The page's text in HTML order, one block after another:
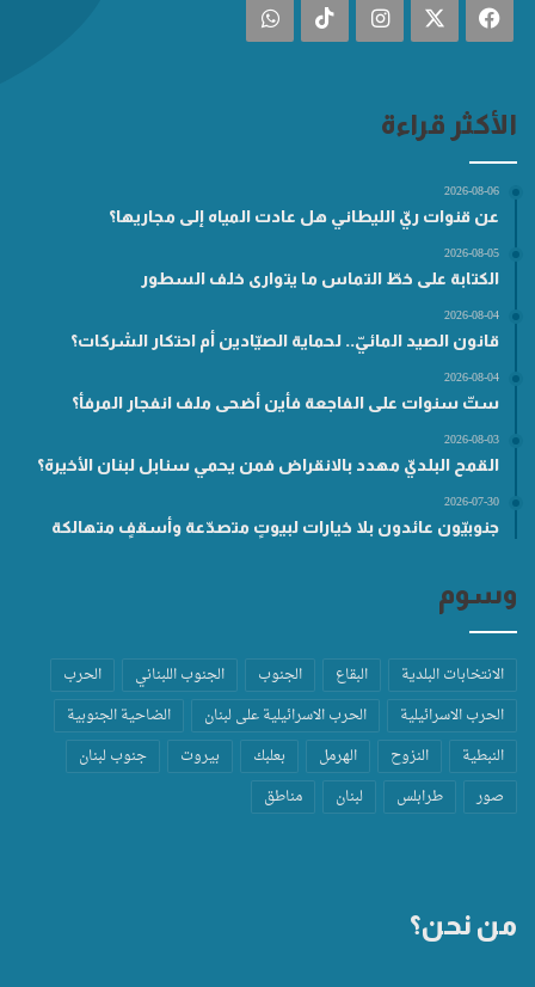
فيسبوك انستقرام ‫TikTokواتساب
الأكثر قراءة
2026-08-06
عن قنوات ريّ الليطاني هل عادت المياه إلى مجاريها؟
2026-08-05
الكتابة على خطّ التماس ما يتوارى خلف السطور
2026-08-04
قانون الصيد المائيّ.. لحماية الصيّادين أم احتكار الشركات؟
2026-08-04
ستّ سنوات على الفاجعة فأين أضحى ملف انفجار المرفأ؟
2026-08-03
القمح البلديّ مهدد بالانقراض فمن يحمي سنابل لبنان الأخيرة؟
2026-07-30
جنوبيّون عائدون بلا خيارات لبيوتٍ متصدّعة وأسقفٍ متهالكة
وسوم
الانتخابات البلدية البقاع الجنوب الجنوب اللبناني
الحرب
الحرب الاسرائيلية
الحرب الاسرائيلية على لبنان
الضاحية الجنوبية
النبطية
النزوح الهرمل بعلبك بيروت
جنوب لبنان
صور
طرابلس لبنان مناطق
من نحن؟